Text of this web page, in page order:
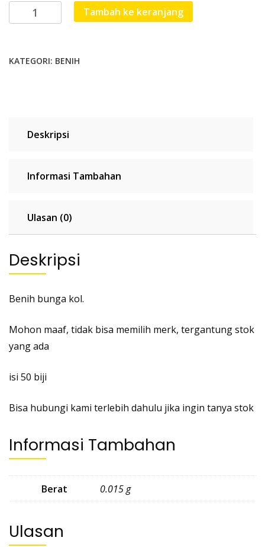
Kuantitas
Benih
Tambah ke keranjang
KATEGORI: BENIH
Deskripsi
Informasi Tambahan
Ulasan (0)
Deskripsi
Benih bunga kol.
Mohon maaf, tidak bisa memilih merk, tergantung stok
yang ada
isi 50 biji
Bisa hubungi kami terlebih dahulu jika ingin tanya stok
Informasi Tambahan
Berat 0.015 g
Ulasan